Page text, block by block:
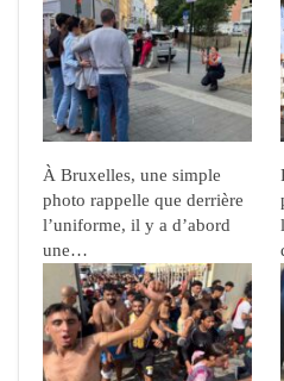
À Bruxelles, une simple
photo rappelle que derrière
l’uniforme, il y a d’abord
une…